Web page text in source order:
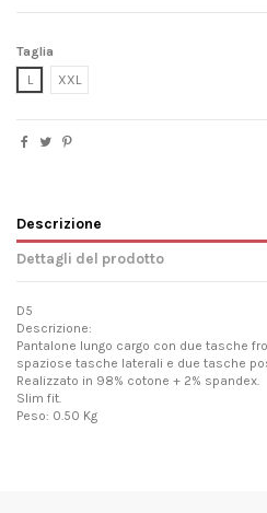
Taglia
L
XXL
Descrizione
Dettagli del prodotto
D5
Descrizione:
Pantalone lungo cargo con due tasche
spaziose tasche laterali e due tasche
Realizzato in 98% cotone + 2% spandex.
Slim fit.
Peso: 0.50 Kg